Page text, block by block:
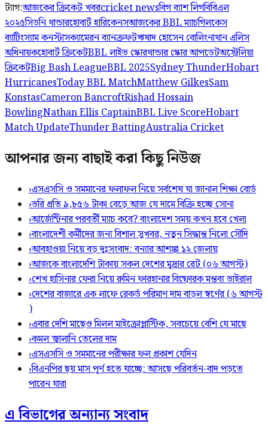
ট্যাগ:আজকের ক্রিকেট খবরcricket newsবিগ ব্যাশ লিগবিবিএল
২০২৫সিডনি থান্ডারহোবার্ট হারিকেনসআজকের BBL ম্যাচগিলকেস
ব্যাটিংস্যাম কনস্টাসক্যামেরন ব্যানক্রফটঋষাদ হোসেন বোলিংনাথান এলিস
অধিনায়কহোবার্ট ক্রিকেটBBL লাইভ স্কোরথান্ডার স্কোর আপডেটঅস্ট্রেলিয়া
ক্রিকেটBig Bash LeagueBBL 2025Sydney ThunderHobart
HurricanesToday BBL MatchMatthew GilkesSam
KonstasCameron BancroftRishad Hossain
BowlingNathan Ellis CaptainBBL Live ScoreHobart
Match UpdateThunder BattingAustralia Cricket
আপনার জন্য বাছাই করা কিছু নিউজ
›এসএসসি ও সমমানের ফলাফল নিয়ে সর্বশেষ যা জানাল শিক্ষা বোর্ড
›ভরি প্রতি ৯,৮৫৬ টাকা বেড়ে আজ যে দামে বিক্রি হচ্ছে সোনা
›আর্জেন্টিনার পরবর্তী ম্যাচ কবে? বাংলাদেশ সময় কখন হবে খেলা
›বাংলাদেশী কর্মীদের জন্য বিশাল সুখবর, নতুন সিদ্ধান্ত নিলো সৌদি
›আবহাওয়া নিয়ে বড় দুঃসংবাদ: বন্যার আশঙ্কা ১২ জেলায়
›আজকে বাংলাদেশি টাকায় সকল দেশের মুদ্রার রেট (০৬ আগস্ট)
›শেখ হাসিনার ফেরা নিয়ে রুমিন ফারহানার বিষ্ফোরক মন্তব্য ভাইরাল
›দেশের বাজারে এক লাফে রেকর্ড পরিমাণ দাম বাড়ল স্বর্ণের (৬ আগস্ট
)
›এবার দেশি মাছেও মিলল মাইক্রোপ্লাস্টিক, সবচেয়ে বেশি যে মাছে
›কমল জ্বালানি তেলের দাম
›এসএসসি ও সমমানের পরীক্ষার ফল প্রকাশ যেদিন
›বিএনপির ছয় মাস পূর্ণ হতে যাচ্ছে: আসছে পরিবর্তন-বাদ পড়তে
পারেন যারা
এ বিভাগের অন্যান্য সংবাদ